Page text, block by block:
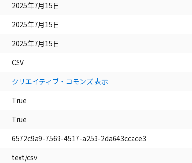
2025年7月15日
2025年7月15日
2025年7月15日
CSV
クリエイティブ・コモンズ 表示
True
True
6572c9a9-7569-4517-a253-2da643ccace3
text/csv